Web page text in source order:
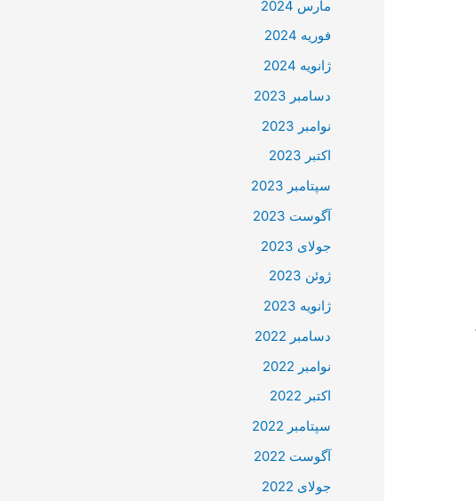
مارس 2024
فوریه 2024
ژانویه 2024
دسامبر 2023
نوامبر 2023
اکتبر 2023
سپتامبر 2023
آگوست 2023
جولای 2023
ژوئن 2023
ژانویه 2023
دسامبر 2022
نوامبر 2022
اکتبر 2022
سپتامبر 2022
آگوست 2022
جولای 2022